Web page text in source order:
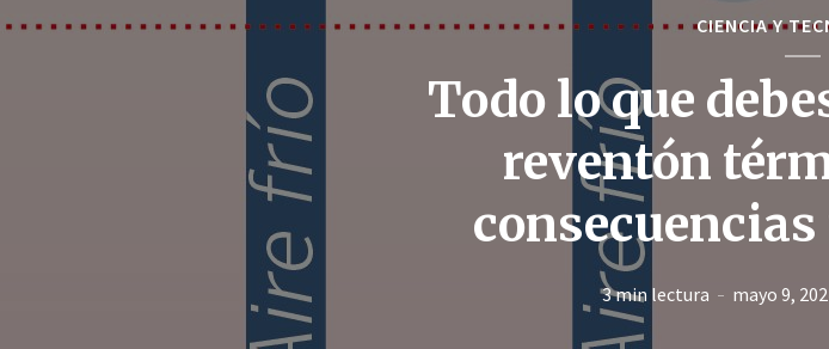
CIENCIA Y
Todo lo que
reventón
3 min lectura mayo 9,